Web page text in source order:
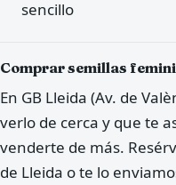
sencillo
Comprar semillas
En GB Lleida (Av. de
verlo de cerca y que te
venderte de más.
de Lleida o te lo